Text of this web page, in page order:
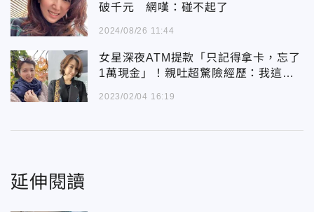
破千元 網嘆：碰不起了
2024/08/26 11:44
女星深夜ATM提款「只記得拿卡，忘了
1萬現金」！親吐超驚險經歷：我這個
2023/02/04 16:19
延伸閱讀